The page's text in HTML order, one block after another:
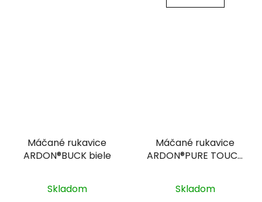
Máčané rukavice
ARDON®BUCK biele
Skladom
Máčané rukavice
ARDON®PURE TOUCH
Skladom